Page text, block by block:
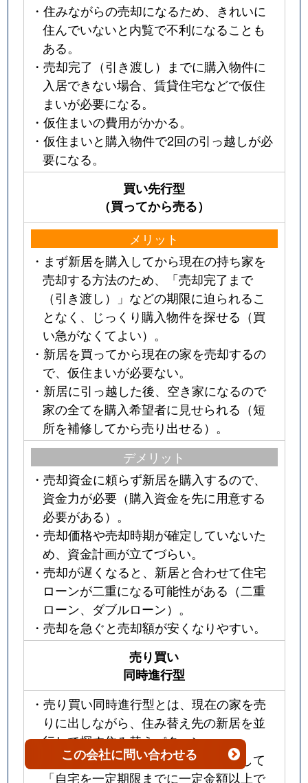
・住みながらの売却になるため、きれいに
住んでいないと内覧で不利になることも
ある。
・売却完了（引き渡し）までに購入物件に
入居できない場合、賃貸住宅などで仮住
まいが必要になる。
・仮住まいの費用がかかる。
・仮住まいと購入物件で2回の引っ越しが必
要になる。
買い先行型
（買ってから売る）
メリット
・まず新居を購入してから現在の持ち家を
売却する方法のため、「売却完了まで
（引き渡し）」などの期限に迫られるこ
となく、じっくり購入物件を探せる（買
い急がなくてよい）。
・新居を買ってから現在の家を売却するの
で、仮住まいが必要ない。
・新居に引っ越した後、空き家になるので
家の全てを購入希望者に見せられる（短
所を補修してから売り出せる）。
デメリット
・売却資金に頼らず新居を購入するので、
資金力が必要（購入資金を先に用意する
必要がある）。
・売却価格や売却時期が確定していないた
め、資金計画が立てづらい。
・売却が遅くなると、新居と合わせて住宅
ローンが二重になる可能性がある（二重
ローン、ダブルローン）。
・売却を急ぐと売却額が安くなりやすい。
売り買い
同時進行型
・売り買い同時進行型とは、現在の家を売
りに出しながら、住み替え先の新居を並
行して探す住み替えパターン。
売却と購入を同じ不動産会社と契約して
「自宅を一定期限までに一定金額以上で
この会社に問い合わせる